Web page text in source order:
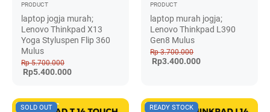
PRODUCT
laptop jogja murah;
Lenovo Thinkpad X13
Yoga Styluspen Flip 360
Mulus
Rp 5.700.000
Rp5.400.000
PRODUCT
laptop murah jogja;
Lenovo Thinkpad L390
Gen8 Mulus
Rp 3.700.000
Rp3.400.000
SOLD OUT READY STOCK